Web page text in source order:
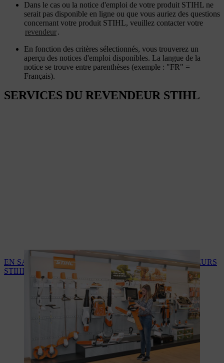
Dans le cas ou la notice d'emploi de votre produit STIHL ne
serait pas disponible en ligne ou que vous auriez des questions
concernant votre produit STIHL, veuillez contacter votre
revendeur.
En fonction des critères sélectionnés, vous trouverez un
aperçu des notices d'emploi disponibles. La langue de la
notice se trouve entre parenthèses (exemple : "FR" =
Français).
SERVICES DU REVENDEUR STIHL
EN SAVOIR PLUS SUR LES SERVICES DES REVENDEURS
STIHL